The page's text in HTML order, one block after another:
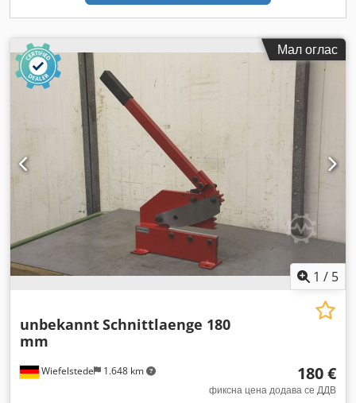
Мал оглас
1 / 5
Wiefelstede 1.648 km
unbekanntSchnittlaenge 180
mm
180 €
фиксна цена додава се ДДВ